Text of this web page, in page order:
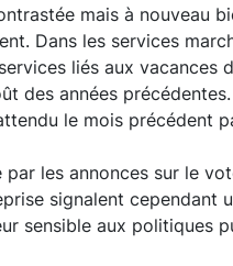
mais à nouveau
Dans les services
liés aux vacances
des années
le mois précédent
par les annonces sur le
signalent cependant
sensible aux politiques